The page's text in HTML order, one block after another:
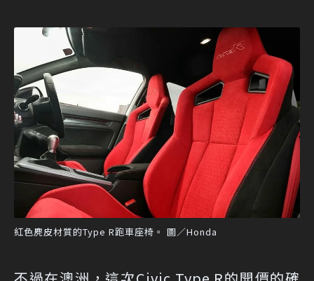
紅色麂皮材質的Type R跑車座椅。 圖／Honda